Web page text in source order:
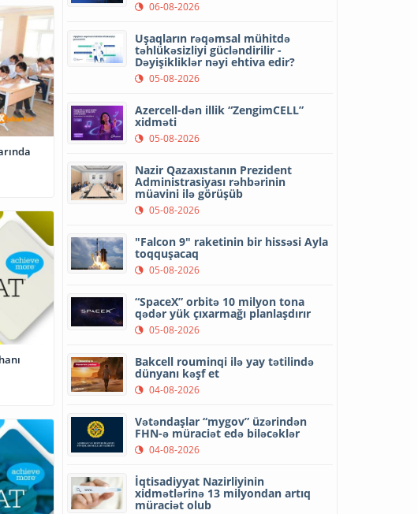
06-08-2026
Uşaqların rəqəmsal mühitdə
təhlükəsizliyi gücləndirilir -
Dəyişikliklər nəyi ehtiva edir?
05-08-2026
Azercell-dən illik “ZengimCELL”
xidməti
05-08-2026
Nazir Qazaxıstanın Prezident
Administrasiyası rəhbərinin
müavini ilə görüşüb
05-08-2026
"Falcon 9" raketinin bir hissəsi Ayla
toqquşacaq
05-08-2026
“SpaceX” orbitə 10 milyon tona
qədər yük çıxarmağı planlaşdırır
05-08-2026
Bakcell rouminqi ilə yay tətilində
dünyanı kəşf et
04-08-2026
Vətəndaşlar “mygov” üzərindən
FHN-ə müraciət edə biləcəklər
04-08-2026
İqtisadiyyat Nazirliyinin
xidmətlərinə 13 milyondan artıq
müraciət olub